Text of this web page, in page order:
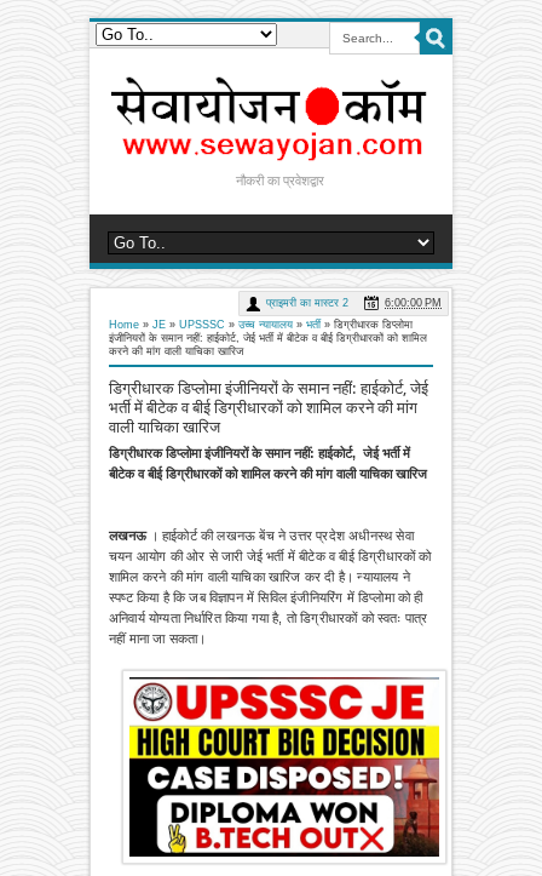
नौकरी का प्रवेशद्वार
Home » JE » UPSSSC » उच्च न्यायालय » भर्ती » डिग्रीधारक डिप्लोमा
इंजीनियरों के समान नहीं: हाईकोर्ट, जेई भर्ती में बीटेक व बीई डिग्रीधारकों को शामिल
करने की मांग वाली याचिका खारिज
डिग्रीधारक डिप्लोमा इंजीनियरों के समान नहीं: हाईकोर्ट, जेई
भर्ती में बीटेक व बीई डिग्रीधारकों को शामिल करने की मांग
वाली याचिका खारिज
प्राइमरी का मास्टर 2 6:00:00 PM
डिग्रीधारक डिप्लोमा इंजीनियरों के समान नहीं: हाईकोर्ट, जेई भर्ती में
बीटेक व बीई डिग्रीधारकों को शामिल करने की मांग वाली याचिका खारिज
लखनऊ। हाईकोर्ट की लखनऊ बेंच ने उत्तर प्रदेश अधीनस्थ सेवा
चयन आयोग की ओर से जारी जेई भर्ती में बीटेक व बीई डिग्रीधारकों को
शामिल करने की मांग वाली याचिका खारिज कर दी है। न्यायालय ने
स्पष्ट किया है कि जब विज्ञापन में सिविल इंजीनियरिंग में डिप्लोमा को ही
अनिवार्य योग्यता निर्धारित किया गया है, तो डिग्रीधारकों को स्वतः पात्र
नहीं माना जा सकता।